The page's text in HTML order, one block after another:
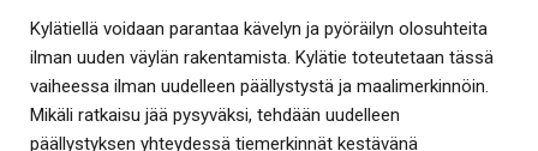
Kylätiellä voidaan parantaa kävelyn ja pyöräilyn olosuhteita
ilman uuden väylän rakentamista. Kylätie toteutetaan tässä
vaiheessa ilman uudelleen päällystystä ja maalimerkinnöin.
Mikäli ratkaisu jää pysyväksi, tehdään uudelleen
päällystyksen yhteydessä tiemerkinnät kestävänä